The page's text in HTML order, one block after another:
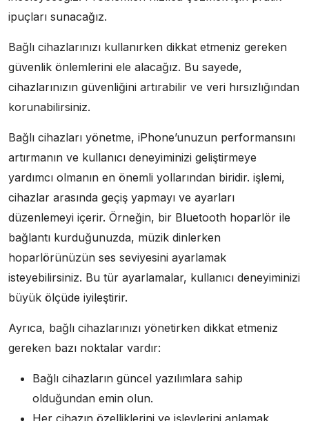
ipuçları sunacağız.
Bağlı cihazlarınızı kullanırken dikkat etmeniz gereken
güvenlik önlemlerini ele alacağız. Bu sayede,
cihazlarınızın güvenliğini artırabilir ve veri hırsızlığından
korunabilirsiniz.
Bağlı cihazları yönetme, iPhone’unuzun performansını
artırmanın ve kullanıcı deneyiminizi geliştirmeye
yardımcı olmanın en önemli yollarından biridir. işlemi,
cihazlar arasında geçiş yapmayı ve ayarları
düzenlemeyi içerir. Örneğin, bir Bluetooth hoparlör ile
bağlantı kurduğunuzda, müzik dinlerken
hoparlörünüzün ses seviyesini ayarlamak
isteyebilirsiniz. Bu tür ayarlamalar, kullanıcı deneyiminizi
büyük ölçüde iyileştirir.
Ayrıca, bağlı cihazlarınızı yönetirken dikkat etmeniz
gereken bazı noktalar vardır:
Bağlı cihazların güncel yazılımlara sahip
olduğundan emin olun.